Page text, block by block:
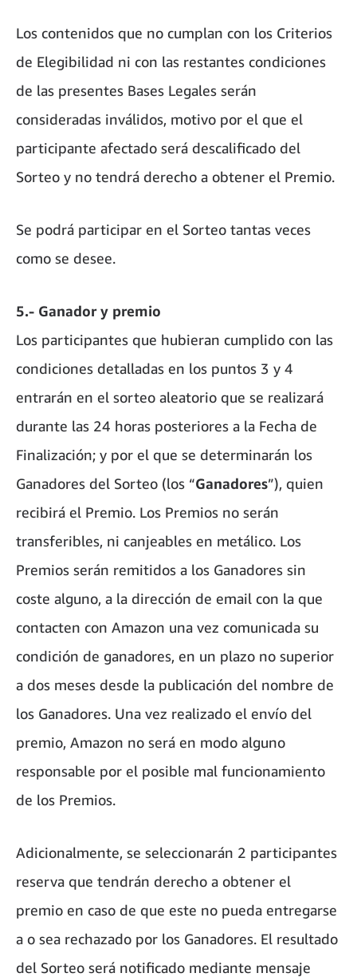
Los contenidos que no cumplan con los Criterios
de Elegibilidad ni con las restantes condiciones
de las presentes Bases Legales serán
consideradas inválidos, motivo por el que el
participante afectado será descalificado del
Sorteo y no tendrá derecho a obtener el Premio.
Se podrá participar en el Sorteo tantas veces
como se desee.
5.- Ganador y premio
Los participantes que hubieran cumplido con las
condiciones detalladas en los puntos 3 y 4
entrarán en el sorteo aleatorio que se realizará
durante las 24 horas posteriores a la Fecha de
Finalización; y por el que se determinarán los
Ganadores del Sorteo (los “Ganadores”), quien
recibirá el Premio. Los Premios no serán
transferibles, ni canjeables en metálico. Los
Premios serán remitidos a los Ganadores sin
coste alguno, a la dirección de email con la que
contacten con Amazon una vez comunicada su
condición de ganadores, en un plazo no superior
a dos meses desde la publicación del nombre de
los Ganadores. Una vez realizado el envío del
premio, Amazon no será en modo alguno
responsable por el posible mal funcionamiento
de los Premios.
Adicionalmente, se seleccionarán 2 participantes
reserva que tendrán derecho a obtener el
premio en caso de que este no pueda entregarse
a o sea rechazado por los Ganadores. El resultado
del Sorteo será notificado mediante mensaje